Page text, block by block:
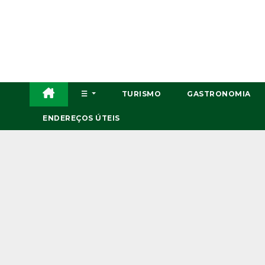
☰ TURISMO GASTRONOMIA
ENDEREÇOS ÚTEIS